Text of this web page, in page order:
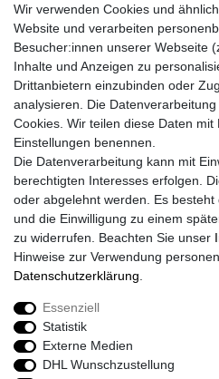
Kontakt
Retouren
Widerrufsrecht
Widerrufs­formular
Impressum
Daten­schutz­erklärung
AGB
Größentabelle
Kataloge
Barrierefreiheitserklärung
Sicherheitsinformationen
Zahlung und Versand
Wir verwenden Cookies und
Website und verarbeiten
Besucher:innen unserer Webseite
Inhalte und Anzeigen zu
Drittanbietern einzubinden oder
analysieren. Die
Cookies. Wir teilen diese Daten mit
Einstellungen benennen.
Die Datenverarbeitung kann mit
berechtigten Interesses erfolgen.
oder abgelehnt werden. Es
und die Einwilligung zu einem
zu widerrufen. Beachten Sie unser
Hinweise zur Verwendung
Daten­schutz­erklärung
Essenziell
Statistik
Externe Medien
DHL Wunschzustellung